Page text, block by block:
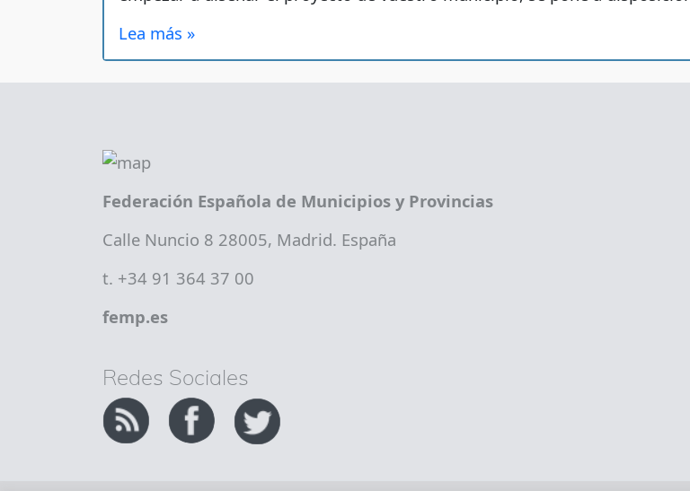
Lea más »
Federación Española de Municipios y Provincias
Calle Nuncio 8 28005, Madrid. España
t. +34 91 364 37 00
femp.es
Redes Sociales